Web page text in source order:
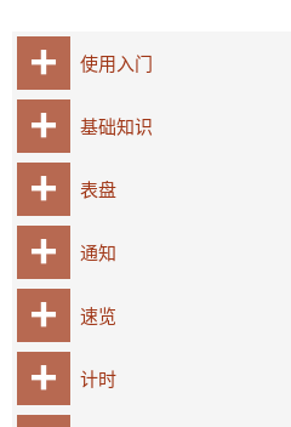
使用入门
基础知识
表盘
通知
速览
计时